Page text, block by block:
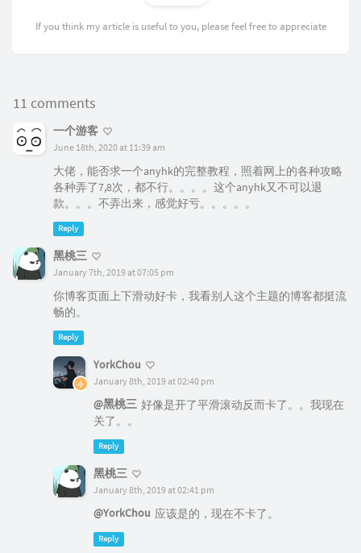
If you think my article is useful to you, please feel free to appreciate
11 comments
一个游客
June 18th, 2020 at 11:39 am
大佬，能否求一个anyhk的完整教程，照着网上的各种攻略
各种弄了7,8次，都不行。。。。这个anyhk又不可以退
款。。。不弄出来，感觉好亏。。。。。
Reply
黑桃三
January 7th, 2019 at 07:05 pm
你博客页面上下滑动好卡，我看别人这个主题的博客都挺流
畅的。
Reply
YorkChou
January 8th, 2019 at 02:40 pm
@黑桃三 好像是开了平滑滚动反而卡了。。我现在
关了。。
Reply
黑桃三
January 8th, 2019 at 02:41 pm
@YorkChou 应该是的，现在不卡了。
Reply